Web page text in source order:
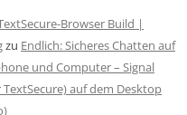
Browser Build |
zu Endlich: Sicheres Chatten auf
und Computer – Signal
auf dem Desktop